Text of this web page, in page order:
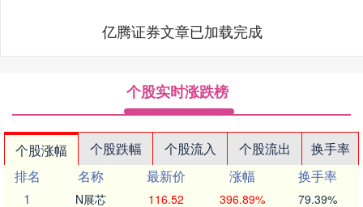
亿腾证券文章已加载完成
个股实时涨跌榜
个股涨幅 个股跌幅 个股流入 个股流出
换手率
排名
名称 最新价 涨幅
换手率
1
N展芯 116.52 396.89% 79.39%